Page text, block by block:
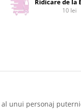
Ridicare de la
10 lei
unui personaj